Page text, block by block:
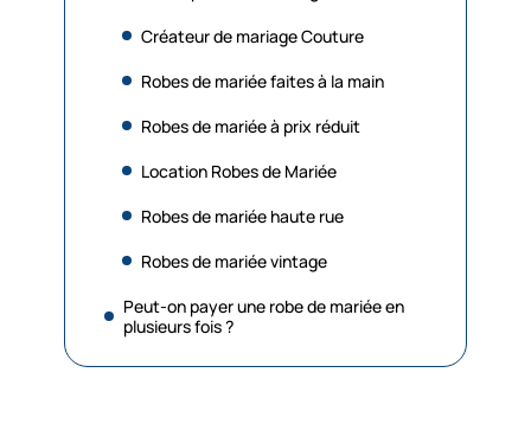
Créateur de mariage Couture
Robes de mariée faites à la main
Robes de mariée à prix réduit
Location Robes de Mariée
Robes de mariée haute rue
Robes de mariée vintage
Peut-on payer une robe de mariée en
plusieurs fois ?